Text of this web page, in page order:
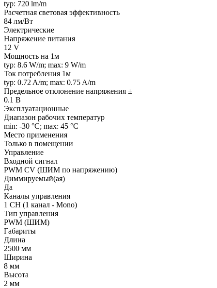
typ: 720 lm/m
Расчетная световая эффективность
84 лм/Вт
Электрические
Напряжение питания
12 V
Мощность на 1м
typ: 8.6 W/m; max: 9 W/m
Ток потребления 1м
typ: 0.72 A/m; max: 0.75 A/m
Предельное отклонение напряжения ±
0.1 В
Эксплуатационные
Диапазон рабочих температур
min: -30 °C; max: 45 °C
Место применения
Только в помещении
Управление
Входной сигнал
PWM СV (ШИМ по напряжению)
Диммируемый(ая)
Да
Каналы управления
1 CH (1 канал - Mono)
Тип управления
PWM (ШИМ)
Габариты
Длина
2500 мм
Ширина
8 мм
Высота
2 мм